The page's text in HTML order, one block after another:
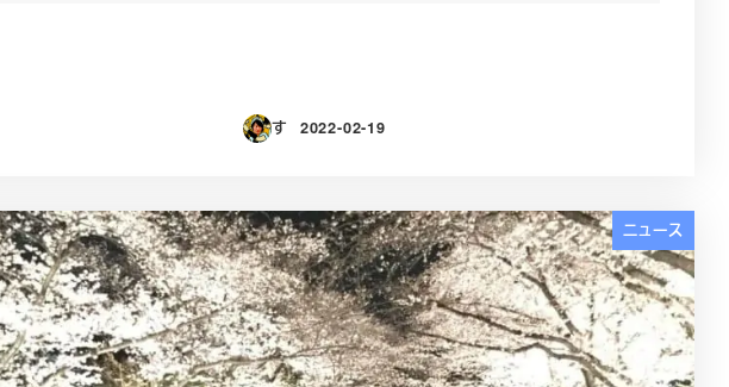
す
投稿日
2022-02-19
ニュース